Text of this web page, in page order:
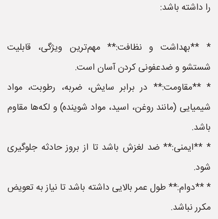
را داشته باشد:
* **بهداشت و نظافت:** مهم‌ترین ویژگی، قابلیت
شستشو و ضدعفونی کردن آسان است.
* **مقاومت:** در برابر سایش، ضربه، رطوبت، مواد
شیمیایی (مانند روغن، اسید، مواد شوینده) و لکه‌ها مقاوم
باشد.
* **ایمنی:** ضد لغزش باشد تا از بروز حادثه جلوگیری
شود.
* **دوام:** طول عمر بالایی داشته باشد تا نیاز به تعویض
مکرر نباشد.